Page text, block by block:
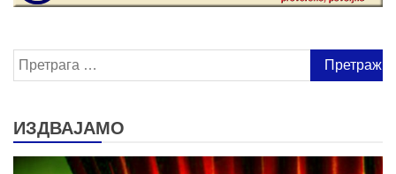
Претрага
за:
ИЗДВАЈАМО